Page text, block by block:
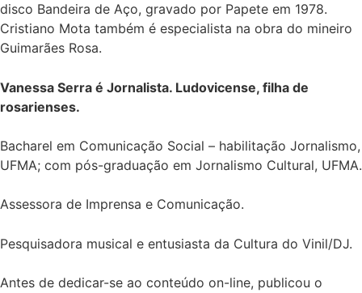
disco Bandeira de Aço, gravado por Papete em 1978.
Cristiano Mota também é especialista na obra do mineiro
Guimarães Rosa.
Vanessa Serra é Jornalista. Ludovicense, filha de
rosarienses.
Bacharel em Comunicação Social – habilitação Jornalismo,
UFMA; com pós-graduação em Jornalismo Cultural, UFMA.
Assessora de Imprensa e Comunicação.
Pesquisadora musical e entusiasta da Cultura do Vinil/DJ.
Antes de dedicar-se ao conteúdo on-line, publicou o